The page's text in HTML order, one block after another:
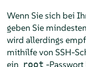
Wenn Sie sich bei
geben Sie
wird allerdings
mithilfe von SSH-
ein root -